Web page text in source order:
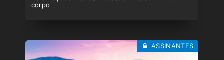
corpo
ASSINANTES